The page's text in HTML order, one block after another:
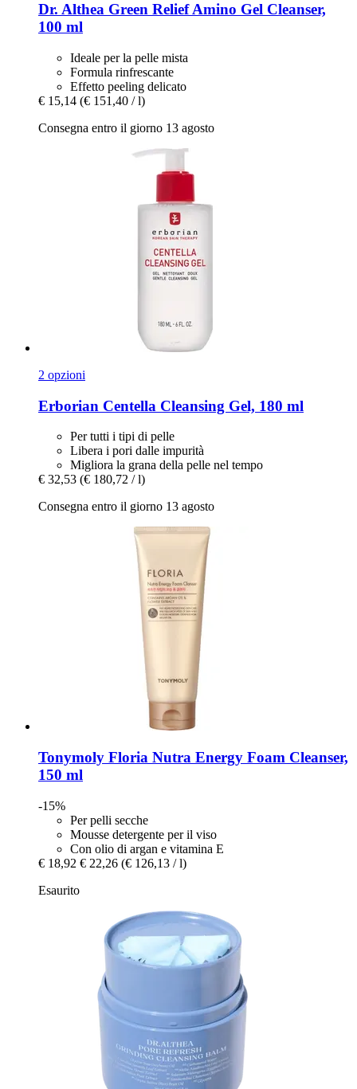
Dr. Althea Green Relief Amino Gel Cleanser,
100 ml
Ideale per la pelle mista
Formula rinfrescante
Effetto peeling delicato
€ 15,14 (€ 151,40 / l)
Consegna entro il giorno 13 agosto
2 opzioni
Erborian Centella Cleansing Gel, 180 ml
Per tutti i tipi di pelle
Libera i pori dalle impurità
Migliora la grana della pelle nel tempo
€ 32,53 (€ 180,72 / l)
Consegna entro il giorno 13 agosto
Tonymoly Floria Nutra Energy Foam Cleanser,
150 ml
-15%
Per pelli secche
Mousse detergente per il viso
Con olio di argan e vitamina E
€ 18,92 € 22,26 (€ 126,13 / l)
Esaurito